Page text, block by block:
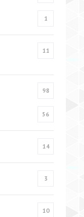
1
11
98
56
14
3
10